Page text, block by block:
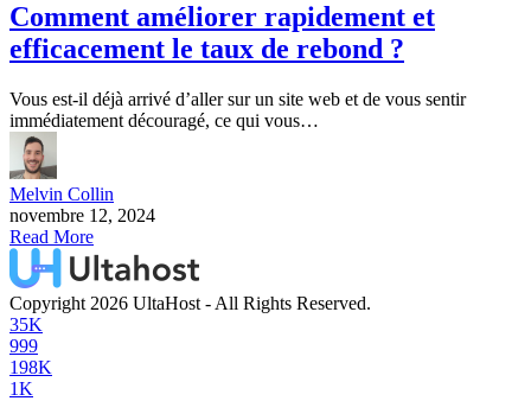
Comment améliorer rapidement et
efficacement le taux de rebond ?
Vous est-il déjà arrivé d’aller sur un site web et de vous sentir
immédiatement découragé, ce qui vous…
Melvin Collin
novembre 12, 2024
Read More
Copyright 2026 UltaHost - All Rights Reserved.
35K
999
198K
1K